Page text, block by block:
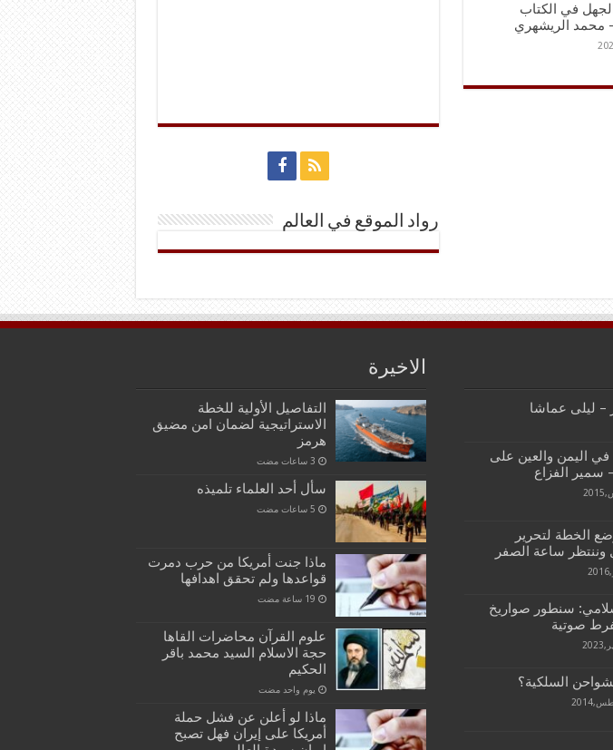
في الكتاب
محمد الريشهري
رواد الموقع في العالم
– ليلى عماشا
في اليمن والعين على
سمير الفزاع
الخطة لتحرير
وننتظر ساعة الصفر
سلامي: سنطور صواريخ
صوتية
السلكية؟
الاخيرة
التفاصيل الأولية للخطة
الاستراتيجية لضمان امن مضيق
هرمز
سأل أحد العلماء تلميذه
ماذا جنت أمريكا من حرب دمرت
قواعدها ولم تحقق اهدافها
علوم القرآن محاضرات القاها
حجة الاسلام السيد محمد باقر
الحكيم
‏يوم واحد مضت
ماذا لو أعلن عن فشل حملة
أمريكا على إيران فهل تصبح